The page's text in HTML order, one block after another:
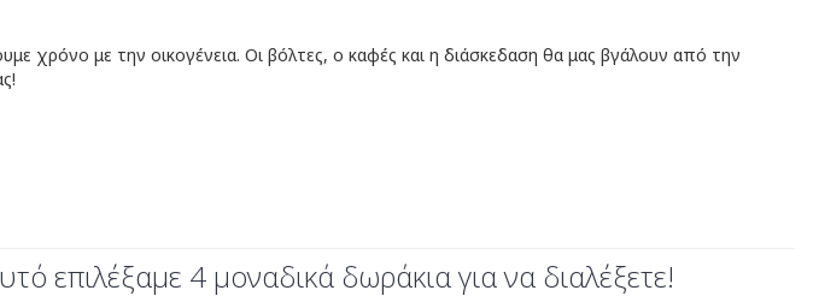
χρόνο με την οικογένεια. Οι βόλτες, ο καφές και η διάσκεδαση θα μας βγάλουν από την
επιλέξαμε 4 μοναδικά δωράκια για να διαλέξετε!